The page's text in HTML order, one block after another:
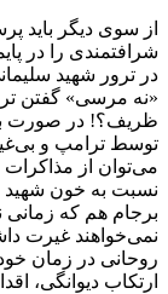
است. ولی اکنون
اتهامات خود را
است. رفتار غربی‌ها
تعبیر کرد. همراهی
گروه، نشانه روشنی
اصیل از شعارهای
که بر حسب ضرورت،
هم دفاع می‌کنند».‌
نهایتا باید
انقلاب این‌گونه
اروپایی‌ها حق